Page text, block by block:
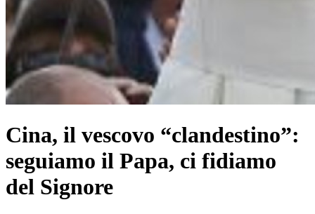
Cina, il vescovo “clandestino”:
seguiamo il Papa, ci fidiamo
del Signore